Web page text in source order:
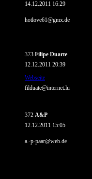
14.12.2011 16:29
hotlove61@gmx.de
373 Filipe Duarte
12.12.2011 20:39
Webseite
filduate@internet.lu
372 A&P
12.12.2011 15:05
a.-p-paar@web.de